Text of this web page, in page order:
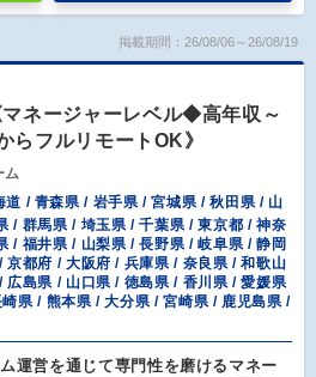
掲載期間：26/08/06～26/08/19
ネージャーレベル◆高年収～
フルリモートOK》
ム
道 / 青森県 / 岩手県 / 宮城県 / 秋田県 / 山
/ 群馬県 / 埼玉県 / 千葉県 / 東京都 / 神奈
/ 福井県 / 山梨県 / 長野県 / 岐阜県 / 静岡
京都府 / 大阪府 / 兵庫県 / 奈良県 / 和歌山
広島県 / 山口県 / 徳島県 / 香川県 / 愛媛県
県 / 熊本県 / 大分県 / 宮崎県 / 鹿児島県 /
ム運営を通じて専門性を磨けるマネー